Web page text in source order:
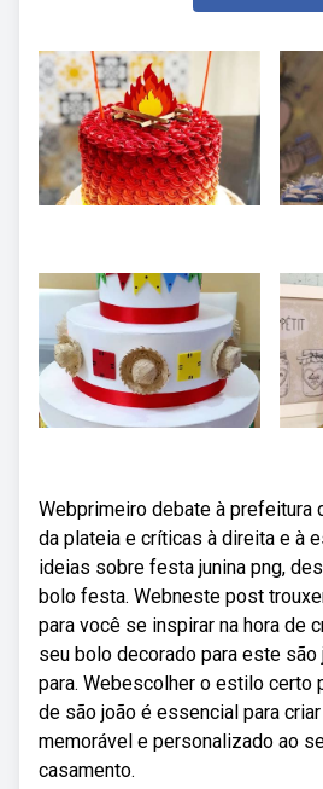
Webprimeiro debate à prefeitura
da plateia e críticas à direita e à
ideias sobre festa junina png,
bolo festa. Webneste post
para você se inspirar na hora de
seu bolo decorado para este são
para. Webescolher o estilo certo
de são joão é essencial para
memorável e personalizado ao
casamento.